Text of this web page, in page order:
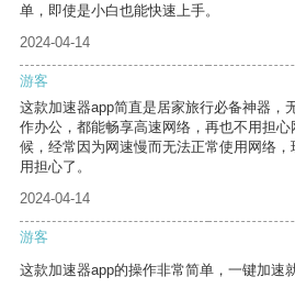
单，即使是小白也能快速上手。
2024-04-14
游客
这款加速器app简直是居家旅行必备神器，
作办公，都能畅享高速网络，再也不用担
候，经常因为网速慢而无法正常使用网络
用担心了。
2024-04-14
游客
这款加速器app的操作非常简单，一键加速